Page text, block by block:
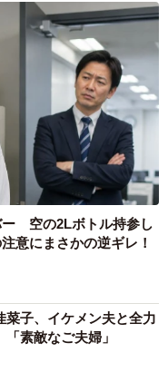
どの抵抗を受けなが
と語る飼い主さん。
うしても2匹は捕まえ
マロだけ連れて逃げ
き続けていたといい
中になって帰宅した
ていてくれたんで
止まりませんでし
ー 空の2Lボトル持参し
意にまさかの逆ギレ！
菜子、イケメン夫と全力
素敵なご夫婦」